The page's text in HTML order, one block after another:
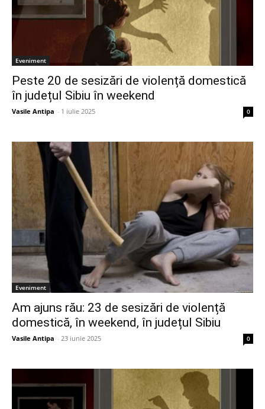
Eveniment
Peste 20 de sesizări de violență domestică
în județul Sibiu în weekend
Vasile Antipa - 1 iulie 2025 0
Eveniment
Am ajuns rău: 23 de sesizări de violență
domestică, în weekend, în județul Sibiu
Vasile Antipa - 23 iunie 2025 0